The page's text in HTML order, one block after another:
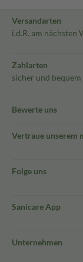
Versandarten
i.d.R. am nächsten
Zahlarten
sicher und bequem
Bewerte uns
Vertraue unserem
Folge uns
Sanicare App
Unternehmen